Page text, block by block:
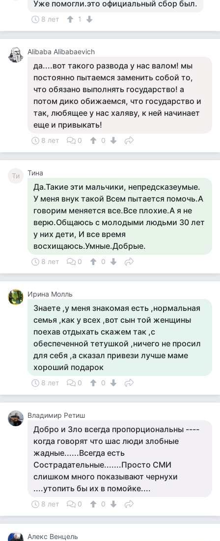
Уже помогли.это официальный сбор был.
8 лет 1
Alibaba Alibabaevich
да....вот такого развода у нас валом! мы
постоянно пытаемся заменить собой то,
что обязано выполнять государство! а
потом дико обижаемся, что государство и
так, любящее у нас халяву, к ней начинает
еще и привыкать!
8 лет 0 0
Ти Тина
Да.Такие эти мальчики, непредсказеумые.
У меня внук такой Всем пытается помочь.А
говорим меняется все.Все плохие.А я не
верю.Общаюсь с молодыми людьми 30 лет
у них дети, И все время
восхищаюсь.Умные.Добрые.
8 лет 0 0
Ирина Молль
Знаете ,у меня знакомая есть ,нормальная
семья ,как у всех ,вот сын той женщины
поехав отдыхать скажем так ,с
обеспеченной тетушкой ,ничего не просил
для себя ,а сказал привези лучше маме
хороший подарок
8 лет 0 0
Владимир Ретиш
Добро и Зло всегда пропорциональны ----
когда говорят что шас люди злобные
жадные......Всегда есть
Сострадательные.......Просто СМИ
слишком много показывают чернухи
....утопить бы их в помойке....
8 лет 0 0
Алекс Венцель